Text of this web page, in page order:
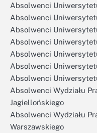
Absolwenci
Absolwenci
Absolwenci
Absolwenci
Absolwenci
Absolwenci
Absolwenci
Absolwenci Wydziału
Jagiellońskiego
Absolwenci Wydziału
Warszawskiego